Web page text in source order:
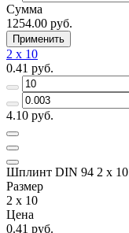
Сумма
1254.00 руб.
Применить
2 x 10
0.41 руб.
4.10 руб.
Шплинт DIN 94 2 x 10
Размер
2 x 10
Цена
0.41 руб.